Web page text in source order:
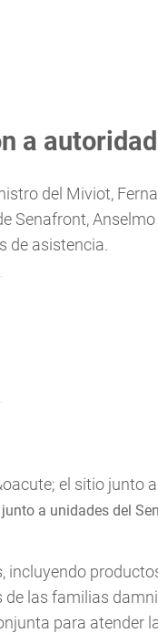
a
del Miviot,
Senafront,
de asistencia.
a unidades del
las familias
para atender